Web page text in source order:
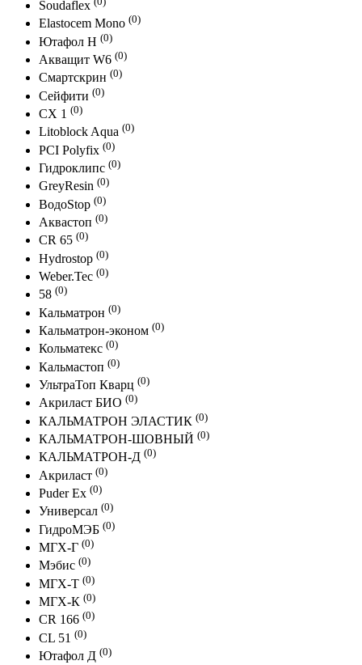
Soudaflex
Elastocem Mono (0)
Ютафол Н (0)
Акващит W6 (0)
Смартскрин (0)
Сейфити (0)
СХ 1 (0)
Litoblock Aqua (0)
PCI Polyfix (0)
Гидроклипс (0)
GreyResin (0)
ВодоStop (0)
Аквастоп (0)
CR 65 (0)
Hydrostop (0)
Weber.Tec (0)
58 (0)
Кальматрон (0)
Кальматрон-эконом (0)
Кольматекс (0)
Кальмастоп (0)
УльтраТоп Кварц (0)
Акриласт БИО (0)
КАЛЬМАТРОН ЭЛАСТИК (0)
КАЛЬМАТРОН-ШОВНЫЙ (0)
КАЛЬМАТРОН-Д (0)
Акриласт (0)
Puder Ex (0)
Универсал (0)
ГидроМЭБ (0)
МГХ-Г (0)
Мэбис (0)
МГХ-Т (0)
МГХ-К (0)
CR 166 (0)
CL 51 (0)
Ютафол Д (0)